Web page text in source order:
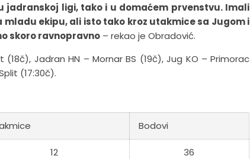
jadranskoj ligi, tako i u domaćem prvenstvu. Imali
ekipu, ali isto tako kroz utakmice sa Jugom i
skoro ravnopravno– rekao je Obradović.
Jadran HN – Mornar BS (19č), Jug KO – Primorac
(17:30č).
Bodovi
12 36